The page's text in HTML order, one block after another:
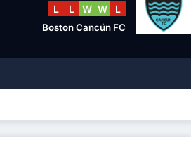
L L W W L
Boston Cancún FC